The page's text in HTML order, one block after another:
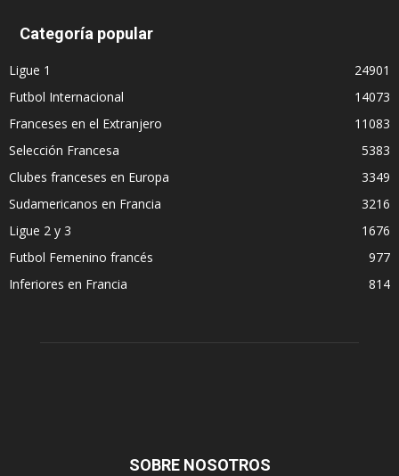
Categoría popular
Ligue 1
24901
Futbol Internacional
14073
Franceses en el Extranjero
11083
Selección Francesa
5383
Clubes franceses en Europa
3349
Sudamericanos en Francia
3216
Ligue 2 y 3
1676
Futbol Femenino francés
977
Inferiores en Francia
814
SOBRE NOSOTROS